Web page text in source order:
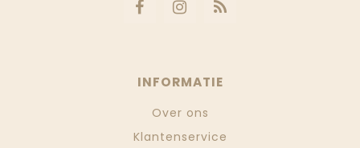
INFORMATIE
Over ons
Klantenservice